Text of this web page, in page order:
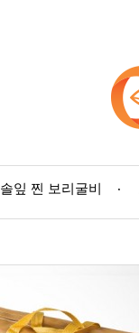
솔잎 찐 보리굴비